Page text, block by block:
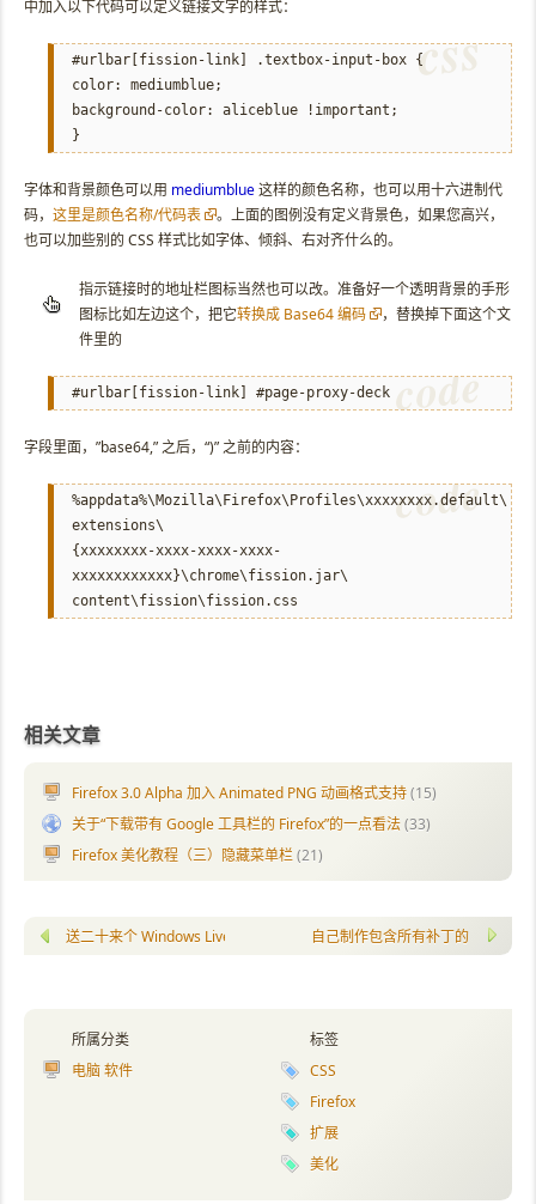
中加入以下代码可以定义链接文字的样式：
#urlbar[fission-link] .textbox-input-box {
color: mediumblue;
background-color: aliceblue !important;
}
字体和背景颜色可以用 mediumblue这样的颜色名称，也可以用十六进制代
码， 这里是颜色名称/代码表
。上面的图例没有定义背景色，如果您高兴，
也可以加些别的 CSS 样式比如字体、倾斜、右对齐什么的。
指示链接时的地址栏图标当然也可以改。准备好一个透明背景的手形
图标比如左边这个，把它转换成 Base64 编码
，替换掉下面这个文
件里的
#urlbar[fission-link] #page-proxy-deck
字段里面，”base64,” 之后，“)” 之前的内容：
%appdata%\Mozilla\Firefox\Profiles\xxxxxxxx.default\
extensions\
{xxxxxxxx-xxxx-xxxx-xxxx-
xxxxxxxxxxxx}\chrome\fission.jar\
content\fission\fission.css
相关文章
Firefox 3.0 Alpha 加入 Animated PNG 动画格式支持(15)
关于“下载带有 Google 工具栏的 Firefox”的一点看法(33)
Firefox 美化教程（三）隐藏菜单栏(21)
送二十来个 Windows Live Account: 单字母@live.mobi自己制作包含所有补丁的 WinXP
标签
CSS
Firefox
扩展
美化
所属分类
电脑 软件